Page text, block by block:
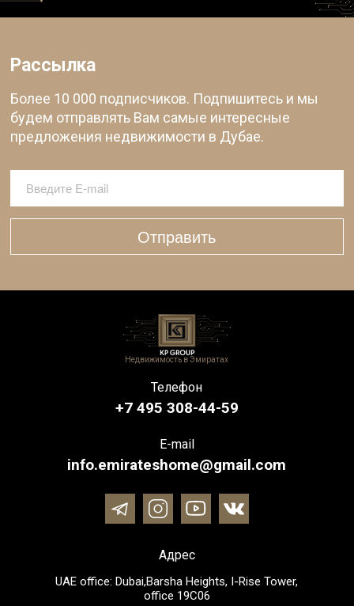
Рассылка
Более 10 000 подписчиков. Подпишитесь и мы
будем отправлять Вам самые интересные
предложения недвижимости в Дубае.
Отправить
Недвижимость в Эмиратах
Телефон
+7 495 308-44-59
E-mail
info.emirateshome@gmail.com
Адрес
UAE office: Dubai,Barsha Heights, I-Rise Tower,
office 19C06